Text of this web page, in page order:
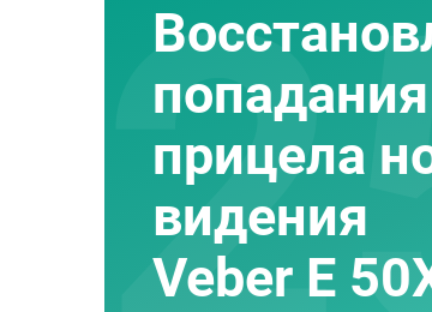
прицела
видения
Veber E